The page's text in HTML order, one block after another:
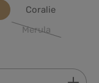
Coralie
Merula
(Diese Option
Wert ein